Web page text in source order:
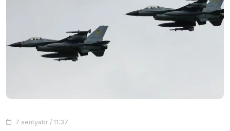
7 sentyabr / 11:37